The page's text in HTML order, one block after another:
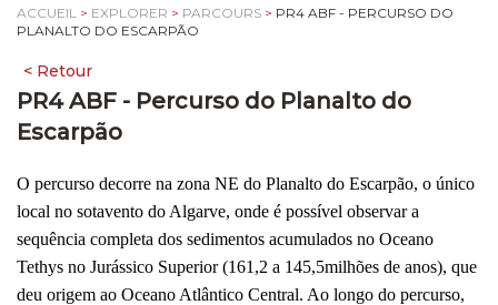
ACCUEIL > EXPLORER > PARCOURS > PR4 ABF - PERCURSO DO
PLANALTO DO ESCARPÃO
PR4 ABF - Percurso do Planalto do
Escarpão
O percurso decorre na zona NE do Planalto do Escarpão, o único
local no sotavento do Algarve, onde é possível observar a
sequência completa dos sedimentos acumulados no Oceano
Tethys no Jurássico Superior (161,2 a 145,5milhões de anos), que
deu origem ao Oceano Atlântico Central. Ao longo do percurso,